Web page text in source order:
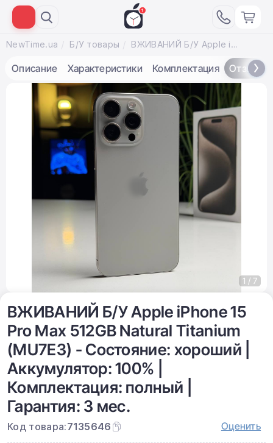
NewTime.ua Б/У товары ВЖИВАНИЙ Б/У Apple iPhone 15 Pro Max 512GB Natural Titanium (MU7E3) - Состояние: хороший | Аккумулятор: 100% | Комплектация: полный | Гарантия: 3 мес.
Описание Характеристики Комплектация Отзывы
ВЖИВАНИЙ Б/У Apple iPhone 15
Pro Max 512GB Natural Titanium
(MU7E3) - Состояние: хороший |
Аккумулятор: 100% |
Комплектация: полный |
Гарантия: 3 мес.
Код товара:7135646 Оценить
1 / 7